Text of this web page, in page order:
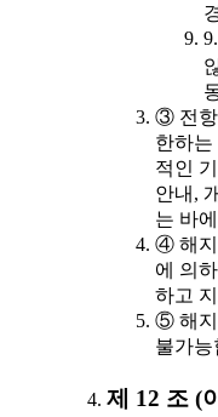
③ 전항
한하는
적인
안내,
는 바
④ 해지
에 의
하고
⑤ 해지
불가능
제 12 조 (